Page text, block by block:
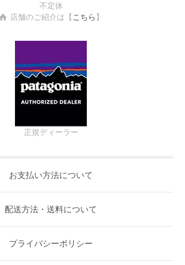
不定休
店舗のご紹介は【 こちら 】
正規ディーラー
お支払い方法について
配送方法・送料について
プライバシーポリシー